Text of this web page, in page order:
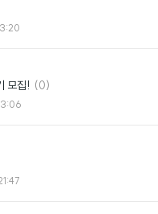
모집! 댓
(0)